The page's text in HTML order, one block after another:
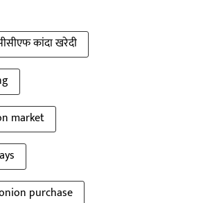
कांदा खरेदी
market
purchase